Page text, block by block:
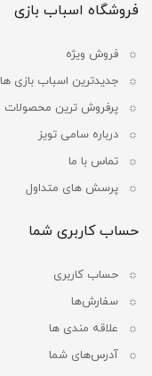
فروشگاه اسباب بازی
فروش ویژه
جدیدترین اسباب بازی ها
پرفروش ترین محصولات
درباره سامی تویز
تماس با ما
پرسش های متداول
حساب کاربری شما
حساب کاربری
سفارش‌ها
علاقه مندی ها
آدرس‌های شما